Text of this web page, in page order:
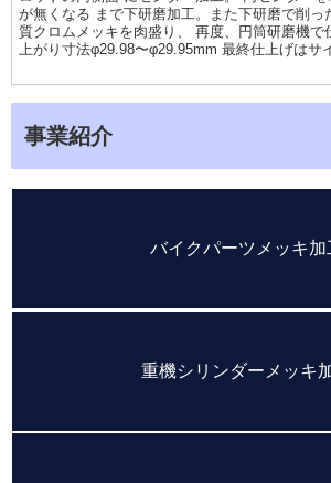
が無くなる まで下研磨加工。また下研磨で削っ
質クロムメッキを肉盛り、 再度、円筒研磨機で
上がり寸法φ29.98〜φ29.95mm 最終仕上げはサ
事業紹介
バイクパーツメッキ加
重機シリンダーメッキ